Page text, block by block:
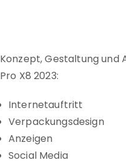
Konzept, Gestaltung und
Pro X8 2023:
Internetauftritt
Verpackungsdesign
Anzeigen
Social Media